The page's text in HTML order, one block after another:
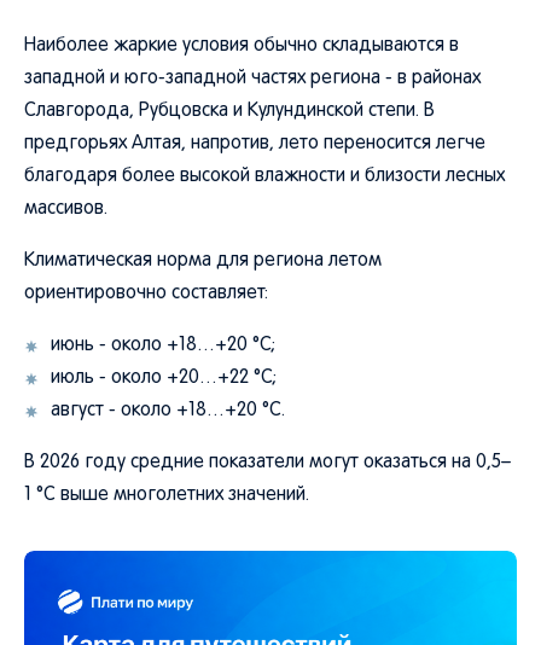
Наиболее жаркие условия обычно складываются в
западной и юго-западной частях региона - в районах
Славгорода, Рубцовска и Кулундинской степи. В
предгорьях Алтая, напротив, лето переносится легче
благодаря более высокой влажности и близости лесных
массивов.
Климатическая норма для региона летом
ориентировочно составляет:
июнь - около +18…+20 °C;
июль - около +20…+22 °C;
август - около +18…+20 °C.
В 2026 году средние показатели могут оказаться на 0,5–
1 °C выше многолетних значений.